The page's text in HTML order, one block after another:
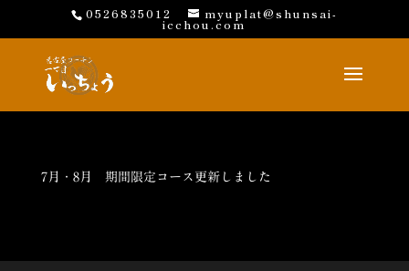
0526835012 myuplat@shunsai-
icchou.com
7月・8月 期間限定コース更新しました